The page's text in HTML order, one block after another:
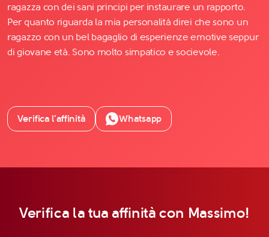
ragazza con dei sani principi per instaurare un rapporto.
Per quanto riguarda la mia personalità direi che sono un
ragazzo con un bel bagaglio di esperienze emotive seppur
di giovane età. Sono molto simpatico e socievole.
Verifica l’affinità Whatsapp
Verifica la tua affinità con Massimo!